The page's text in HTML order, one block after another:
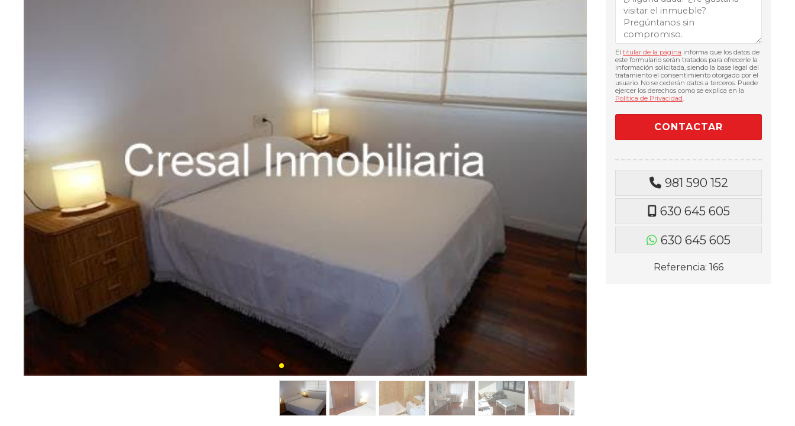
El titular de la página informa que los datos de
este formulario serán tratados para ofrecerle la
información solicitada, siendo la base legal del
tratamiento el consentimiento otorgado por el
usuario. No se cederán datos a terceros. Puede
ejercer los derechos como se explica en la
Política de Privacidad.
981 590 152
630 645 605
630 645 605
Referencia: 166